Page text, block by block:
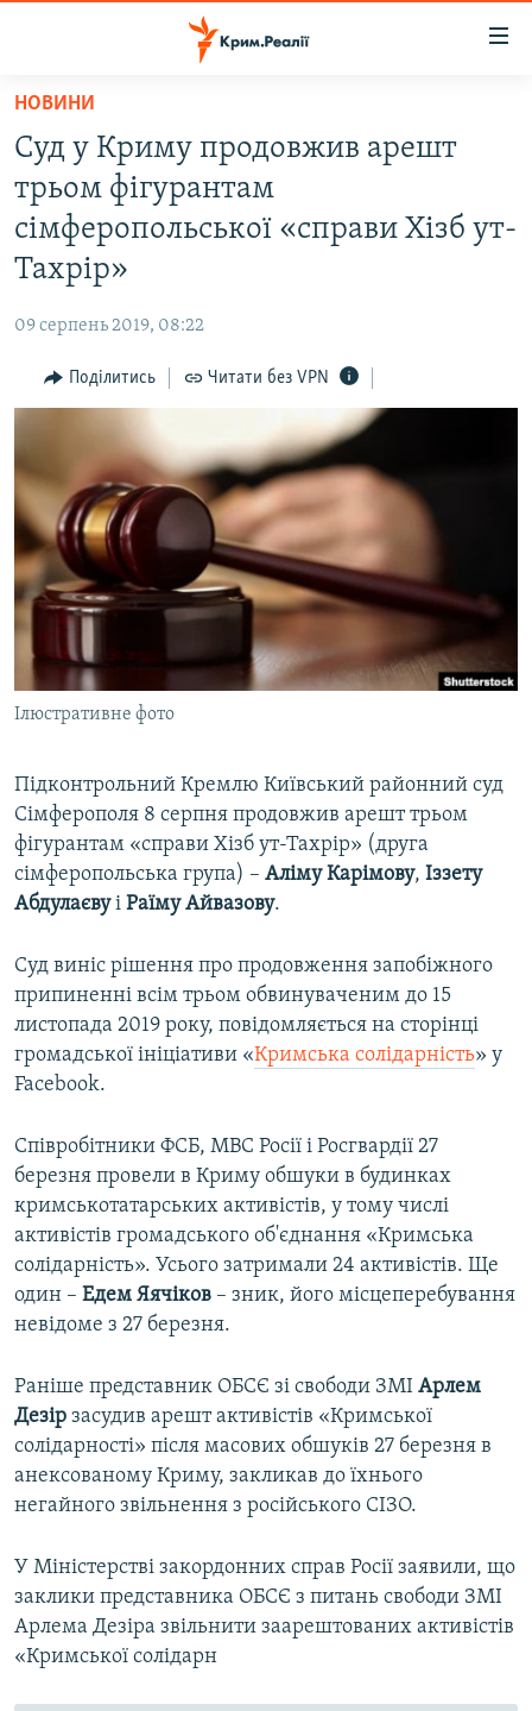
Перейти
основного
матеріалу
Перейти
до
основної
Перейти
пошуку
ВОДА.КРИМ
ВІДЕО ТА ФОТО
ПОЛІТИКА
ПОГЛЯД
ІНТЕРВ'Ю
СПЕЦПРОЕКТИ
ДЕПОРТАЦІЯ
ВІДЕОУРОКИ «ELIFBE»
СВІДЧЕННЯ ОКУПАЦІЇ
УКРАЇНСЬКА ПРОБЛЕМА КРИМУ
ІНФОГРАФІКА
ЯК ОБІЙТИ БЛОКУВАННЯ
Русский
Qırımtatar
ДОЛУЧАЙСЯ!
Усі сайти RFE/RL
НОВИНИ
Суд у Криму продовжив арешт
трьом фігурантам
сімферопольської «справи Хізб ут-
Тахрір»
09 серпень 2019, 08:22
Поділитись Читати без VPN
Ілюстративне фото
Підконтрольний Кремлю Київський районний суд
Сімферополя 8 серпня продовжив арешт трьом
фігурантам «справи Хізб ут-Тахрір» (друга
сімферопольська група) – Аліму Карімову, Іззету
Абдулаєвуі Раїму Айвазову.
Суд виніс рішення про продовження запобіжного
припиненні всім трьом обвинуваченим до 15
листопада 2019 року, повідомляється на сторінці
громадської ініціативи «Кримська солідарність» у
Facebook.
Співробітники ФСБ, МВС Росії і Росгвардії 27
березня провели в Криму обшуки в будинках
кримськотатарських активістів, у тому числі
активістів громадського об'єднання «Кримська
солідарність». Усього затримали 24 активістів. Ще
один – Едем Яячіков – зник, його місцеперебування
невідоме з 27 березня.
Раніше представник ОБСЄ зі свободи ЗМІ Арлем
Дезір засудив арешт активістів «Кримської
солідарності» після масових обшуків 27 березня в
анексованому Криму, закликав до їхнього
негайного звільнення з російського СІЗО.
У Міністерстві закордонних справ Росії заявили, що
заклики представника ОБСЄ з питань свободи ЗМІ
Арлема Дезіра звільнити заарештованих активістів
«Кримської солідарн